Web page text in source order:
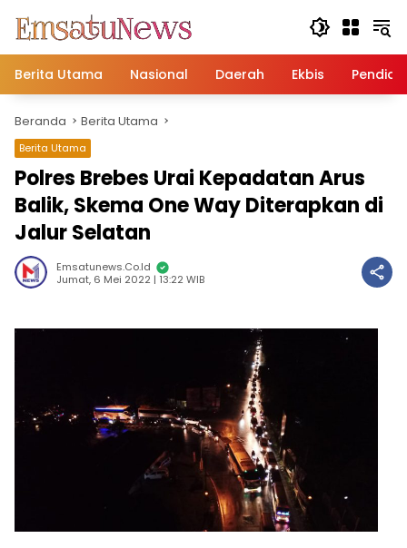
konten
Berita Utama
Nasional Daerah Ekbis
Beranda Berita Utama
Berita Utama
Polres Brebes Urai Kepadatan Arus
Balik, Skema One Way Diterapkan di
Jalur Selatan
Emsatunews.co.id
Jumat, 6 Mei 2022 | 13:22 WIB